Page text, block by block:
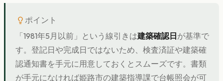
ポイント
「1981年5月以前」という線引きは建築確認日が基準で
す。登記日や完成日ではないため、検査済証や建築確
認通知書を手元に用意しておくとスムーズです。書類
が手元になければ姫路市の建築指導課で台帳照会が可